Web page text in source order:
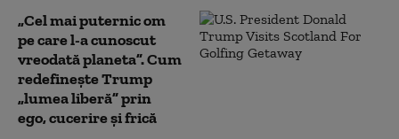
„Cel mai puternic om
pe care l-a cunoscut
vreodată planeta”. Cum
redefinește Trump
„lumea liberă” prin
ego, cucerire și frică